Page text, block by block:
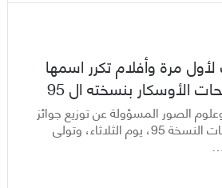
مرة وأفلام تكرر اسمها
الأوسكار بنسخته ال 95
الصور المسؤولة عن توزيع جوائز
الأوسكار قوائم ترشيحات النسخة 95، يوم الثلاثاء، وتولى